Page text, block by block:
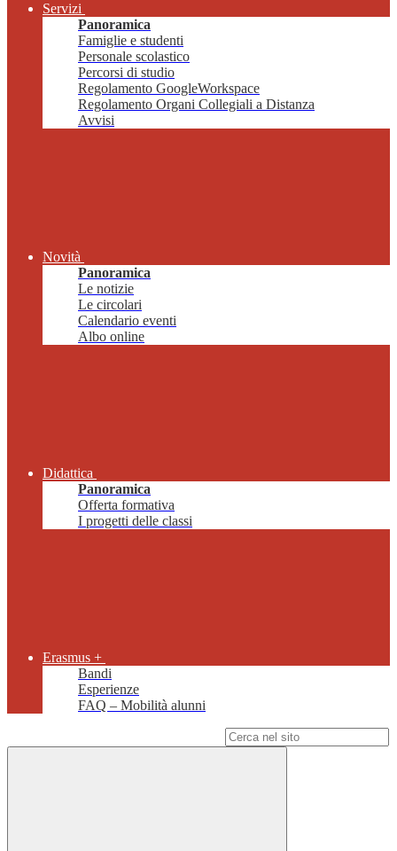
Servizi
Panoramica
Famiglie e studenti
Personale scolastico
Percorsi di studio
Regolamento GoogleWorkspace
Regolamento Organi Collegiali a Distanza
Avvisi
Novità
Panoramica
Le notizie
Le circolari
Calendario eventi
Albo online
Didattica
Panoramica
Offerta formativa
I progetti delle classi
Erasmus +
Bandi
Esperienze
FAQ – Mobilità alunni